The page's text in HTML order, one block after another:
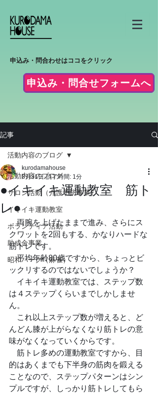
申込み・問合わせはココをクリック
申込み・問合せフォームへ
記事
活動内容のブログ
サロン活動（介護予防事業）
イキイキ運動教室
ボランティア活動
助成金事業
昭和パーク（麻雀）
活動内容のブログ
●イキイキ運動教室 筋ト
レ●
kurodamahouse
5月31日 読了時間: 1分
両腕を上げたままで進み、さらにス
クワットを2回もする、かなりハードな
筋トレです。
平均年齢80歳ですから、ちょっとビ
ックリするのではないでしょうか？
イキイキ運動教室では、ステップ数
は４ステップくらいまでしかしませ
ん。
これ以上ステップ数が増えると、ど
んどん膝が上がらなくなり筋トレの意
味がなくなっていくからです。
筋トレ多めの運動教室ですから、目
的はあくまでも下半身の筋肉を鍛える
ことなので、ステップパターンはシン
プルですが、しっかり筋トレしてもら